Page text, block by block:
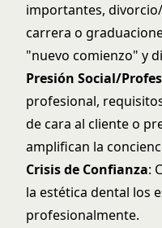
importantes,
carrera o
"nuevo comienzo" y
Presión Social/
profesional,
de cara al cliente o
amplifican la
Crisis de Confianza:
la estética dental los
profesionalmente.